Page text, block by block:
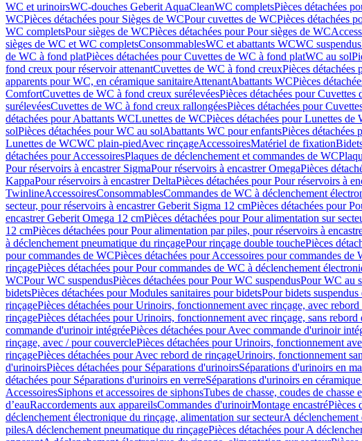
WC et urinoirsWC-douches Geberit AquaCleanWC completsPièces détachées
WCPièces détachées pour Sièges de WCPour cuvettes de WCPièces détachées
WC completsPour sièges de WCPièces détachées pour Pour sièges de WC
sièges de WC et WC completsConsommablesWC et abattants WCWC suspendus
de WC à fond platPièces détachées pour Cuvettes de WC à fond platWC au sol
fond creux pour réservoir attenantCuvettes de WC à fond creuxPièces
apparents pour WC, en céramique sanitaireAttenantAbattants WCPièces
ComfortCuvettes de WC à fond creux surélevéesPièces détachées pour
surélevéesCuvettes de WC à fond creux rallongéesPièces détachées pour
détachées pour Abattants WCLunettes de WCPièces détachées pour Lunettes de
solPièces détachées pour WC au solAbattants WC pour enfantsPièces détachées
Lunettes de WCWC plain-piedAvec rinçageAccessoiresMatériel de fixation
détachées pour AccessoiresPlaques de déclenchement et commandes de WC
Pour réservoirs à encastrer SigmaPour réservoirs à encastrer OmegaPièces
KappaPour réservoirs à encastrer DeltaPièces détachées pour Pour réservoirs à
TwinlineAccessoiresConsommablesCommandes de WC à déclenchement
secteur, pour réservoirs à encastrer Geberit Sigma 12 cmPièces détachées pour
encastrer Geberit Omega 12 cmPièces détachées pour Pour alimentation sur
12 cmPièces détachées pour Pour alimentation par piles, pour réservoirs à
à déclenchement pneumatique du rinçagePour rinçage double touchePièces
pour commandes de WCPièces détachées pour Accessoires pour commandes de
rinçagePièces détachées pour Pour commandes de WC à déclenchement
WCPour WC suspendusPièces détachées pour Pour WC suspendusPour WC au
bidetsPièces détachées pour Modules sanitaires pour bidetsPour bidets suspendus
rinçagePièces détachées pour Urinoirs, fonctionnement avec rinçage, avec rebord
rinçagePièces détachées pour Urinoirs, fonctionnement avec rinçage, sans rebord
commande d'urinoir intégréePièces détachées pour Avec commande d'urinoir
rinçage, avec / pour couverclePièces détachées pour Urinoirs, fonctionnement
rinçagePièces détachées pour Avec rebord de rinçageUrinoirs, fonctionnement
d'urinoirsPièces détachées pour Séparations d'urinoirsSéparations d'urinoirs en
détachées pour Séparations d'urinoirs en verreSéparations d'urinoirs en
AccessoiresSiphons et accessoires de siphonsTubes de chasse, coudes de chasse
d’eauRaccordements aux appareilsCommandes d'urinoirMontage encastréPièces
déclenchement électronique du rinçage, alimentation sur secteurA
pilesA déclenchement pneumatique du rinçagePièces détachées pour A